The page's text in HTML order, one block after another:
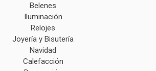
Belenes
Iluminación
Relojes
Joyería y Bisutería
Navidad
Calefacción